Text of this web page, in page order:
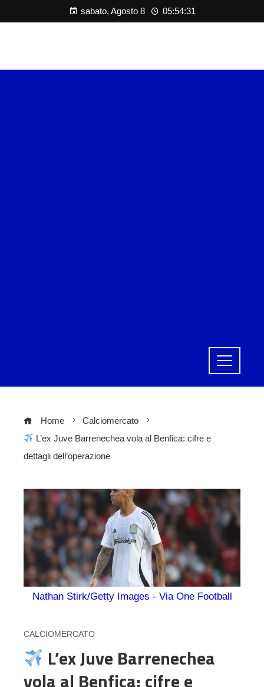
sabato, Agosto 8 05:54:31
Home
Calciomercato
L’ex Juve Barrenechea vola al Benfica: cifre e
dettagli dell’operazione
Nathan Stirk/Getty Images - Via One Football
CALCIOMERCATO
L’ex Juve Barrenechea
vola al Benfica: cifre e